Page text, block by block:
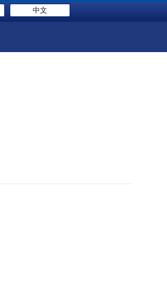
中文